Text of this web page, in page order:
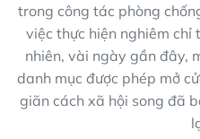
trong công tác phòng
việc thực hiện nghiêm chỉ
nhiên, vài ngày gần đây,
danh mục được phép mở
giãn cách xã hội song đã